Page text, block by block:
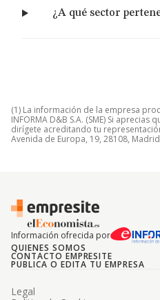
¿A qué sector
(1) La información de la empresa
INFORMA D&B S.A. (SME) Si
dirígete acreditando tu
Avenida de Europa, 19, 28108,
Información ofrecida por
QUIENES SOMOS
CONTACTO EMPRESITE
PUBLICA O EDITA TU EMPRESA
Legal